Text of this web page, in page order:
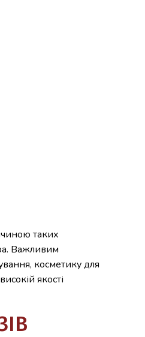
таких
Важливим
косметику для
якості